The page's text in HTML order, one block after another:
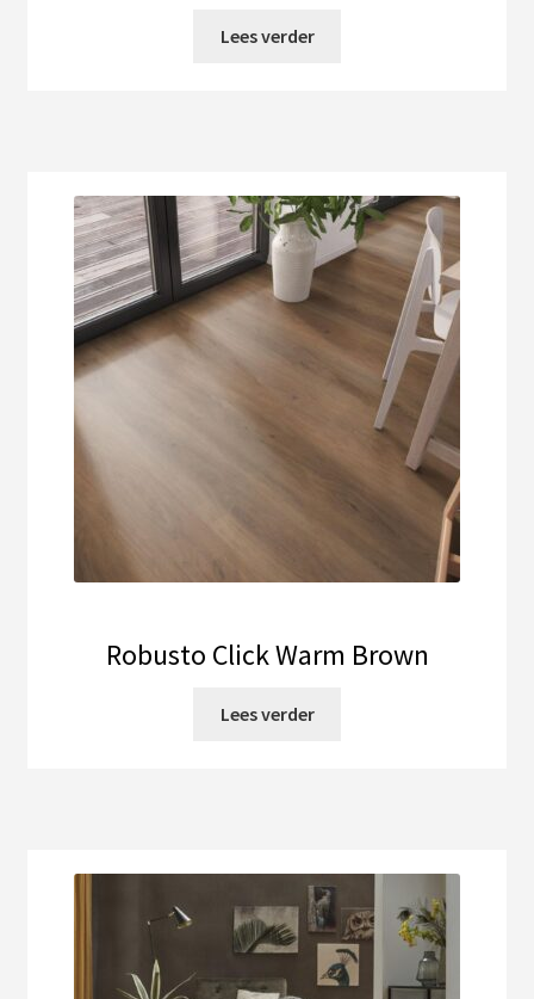
Lees verder
Robusto Click Warm Brown
Lees verder